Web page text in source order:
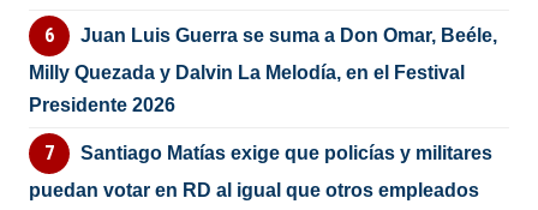
Juan Luis Guerra se suma a Don Omar, Beéle,
Milly Quezada y Dalvin La Melodía, en el Festival
Presidente 2026
Santiago Matías exige que policías y militares
puedan votar en RD al igual que otros empleados